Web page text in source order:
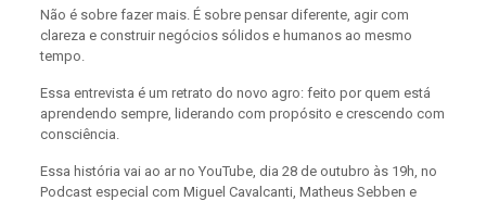
Não é sobre fazer mais. É sobre pensar diferente, agir com
clareza e construir negócios sólidos e humanos ao mesmo
tempo.
Essa entrevista é um retrato do novo agro: feito por quem está
aprendendo sempre, liderando com propósito e crescendo com
consciência.
Essa história vai ao ar no YouTube, dia 28 de outubro às 19h, no
Podcast especial com Miguel Cavalcanti, Matheus Sebben e